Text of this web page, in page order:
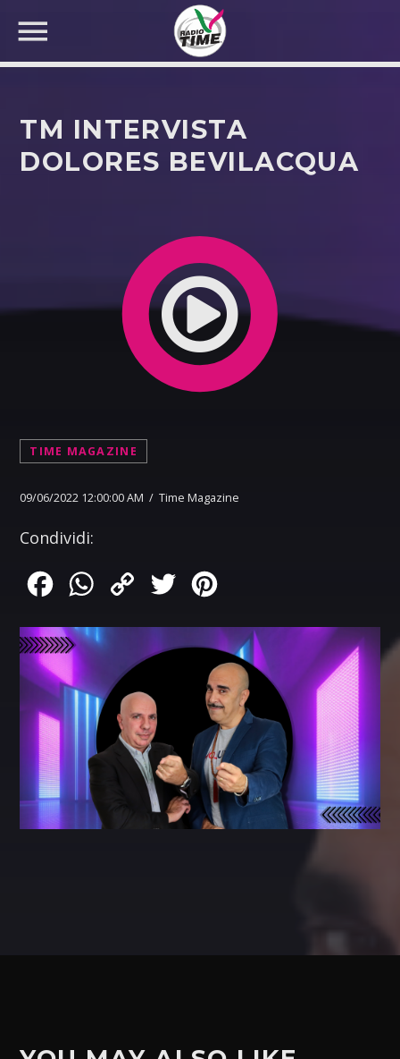
TM INTERVISTA
DOLORES BEVILACQUA
TIME MAGAZINE
09/06/2022 12:00:00 AM / Time Magazine
Condividi:
FacebookWhatsApp
Copy
Twitter